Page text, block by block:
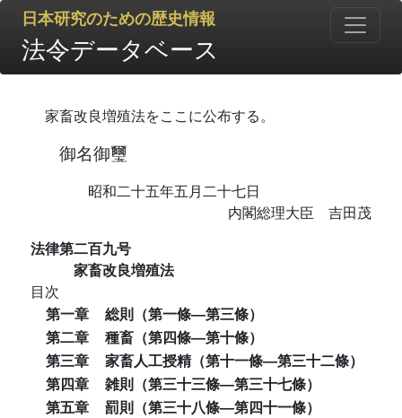
日本研究のための歴史情報
法令データベース
家畜改良増殖法をここに公布する。
御名御璽
昭和二十五年五月二十七日
内閣総理大臣 吉田茂
法律第二百九号
家畜改良増殖法
目次
第一章
総則（第一條―第三條）
第二章
種畜（第四條―第十條）
第三章
家畜人工授精（第十一條―第三十二條）
第四章
雑則（第三十三條―第三十七條）
第五章
罰則（第三十八條―第四十一條）